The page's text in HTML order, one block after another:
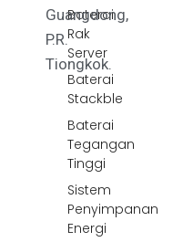
Baterai
Rak
Server
Baterai
Stackble
Baterai
Tegangan
Tinggi
Sistem
Penyimpanan
Energi
Guangdong,
P.R.
Tiongkok.